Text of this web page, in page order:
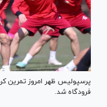
پرسپولیس ظهر امروز تمرین
فرودگاه شد.